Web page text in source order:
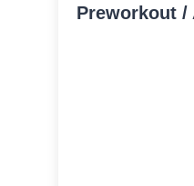
Preworkout